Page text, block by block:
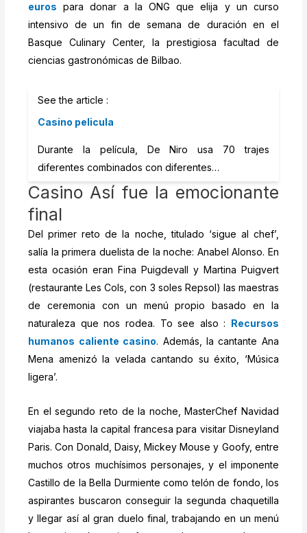
euros para donar a la ONG que elija y un curso
intensivo de un fin de semana de duración en el
Basque Culinary Center, la prestigiosa facultad de
ciencias gastronómicas de Bilbao.
See the article :
Casino pelicula
Durante la película, De Niro usa 70 trajes
diferentes combinados con diferentes…
Casino Así fue la emocionante
final
Del primer reto de la noche, titulado ‘sigue al chef’,
salía la primera duelista de la noche: Anabel Alonso. En
esta ocasión eran Fina Puigdevall y Martina Puigvert
(restaurante Les Cols, con 3 soles Repsol) las maestras
de ceremonia con un menú propio basado en la
naturaleza que nos rodea. To see also : Recursos
humanos caliente casino. Además, la cantante Ana
Mena amenizó la velada cantando su éxito, ‘Música
ligera’.
En el segundo reto de la noche, MasterChef Navidad
viajaba hasta la capital francesa para visitar Disneyland
Paris. Con Donald, Daisy, Mickey Mouse y Goofy, entre
muchos otros muchísimos personajes, y el imponente
Castillo de la Bella Durmiente como telón de fondo, los
aspirantes buscaron conseguir la segunda chaquetilla
y llegar así al gran duelo final, trabajando en un menú